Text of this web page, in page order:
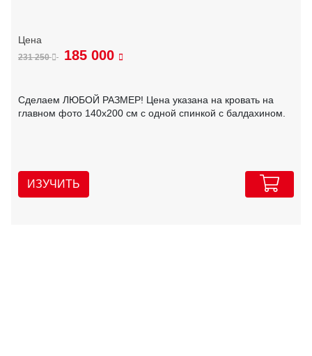
231 250 185 000
Сделаем ЛЮБОЙ РАЗМЕР! Цена указана на кровать на
главном фото 140х200 см с одной спинкой с балдахином.
ИЗУЧИТЬ